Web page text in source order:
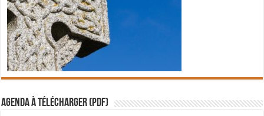
Agenda à télécharger (PDF)